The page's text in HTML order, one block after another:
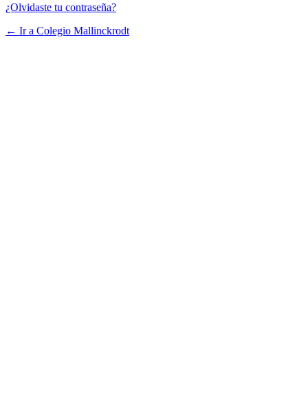
¿Olvidaste tu contraseña?
← Ir a Colegio Mallinckrodt